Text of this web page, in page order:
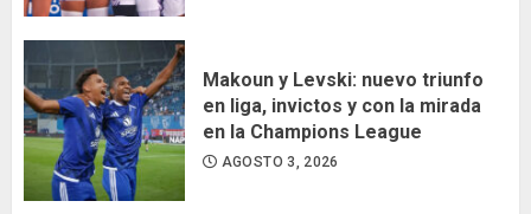
Makoun y Levski: nuevo triunfo
en liga, invictos y con la mirada
en la Champions League
AGOSTO 3, 2026